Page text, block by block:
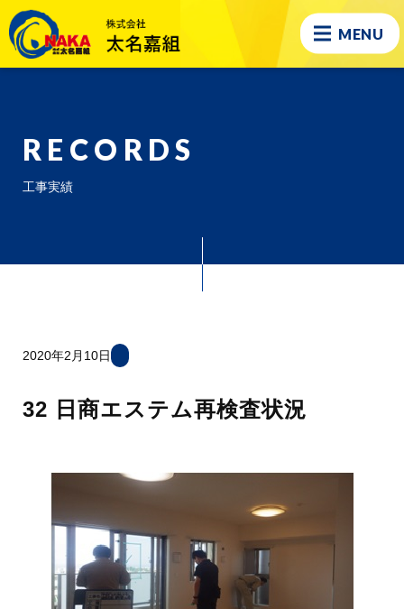
MENU
RECORDS
工事実績
2020年2月10日
32 日商エステム再検査状況